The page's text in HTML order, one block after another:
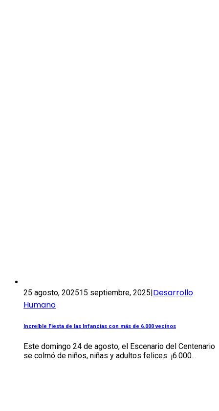
25 agosto, 202515 septiembre, 2025|Desarrollo
Humano
Increíble Fiesta de las Infancias con más de 6.000 vecinos
Este domingo 24 de agosto, el Escenario del Centenario
se colmó de niños, niñas y adultos felices. ¡6.000...